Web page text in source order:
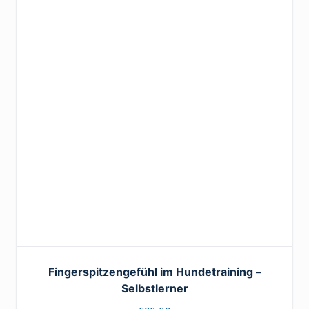
Fingerspitzengefühl im Hundetraining –
Selbstlerner